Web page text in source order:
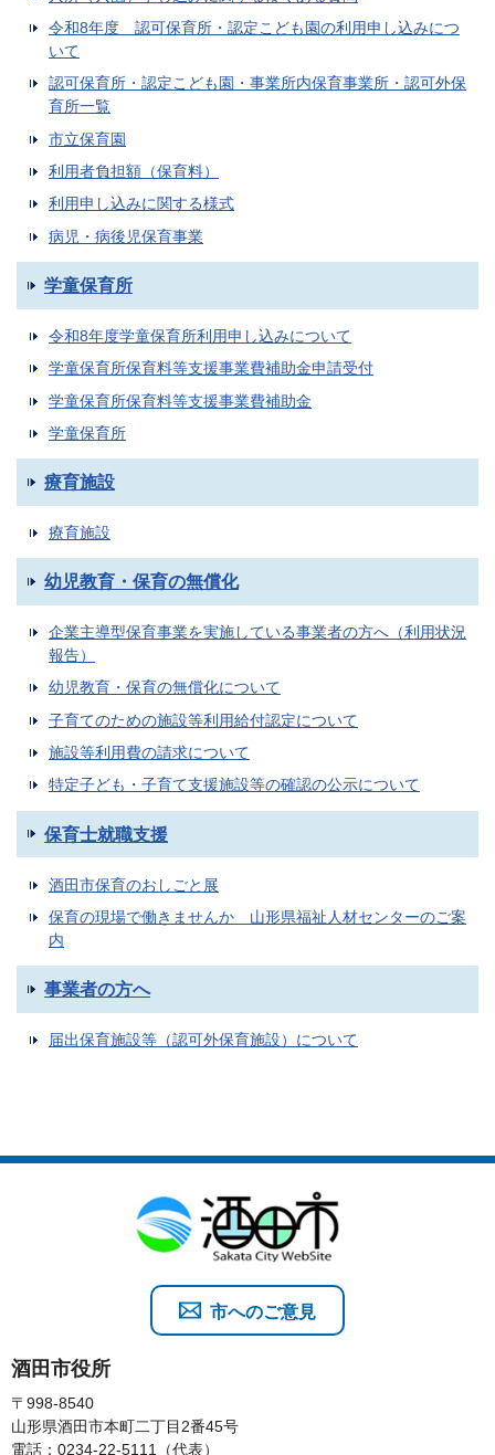
令和8年度 認可保育所・認定こども園の利用申し込みにつ
いて
認可保育所・認定こども園・事業所内保育事業所・認可外保
育所一覧
市立保育園
利用者負担額（保育料）
利用申し込みに関する様式
病児・病後児保育事業
学童保育所
令和8年度学童保育所利用申し込みについて
学童保育所保育料等支援事業費補助金申請受付
学童保育所保育料等支援事業費補助金
学童保育所
療育施設
療育施設
幼児教育・保育の無償化
企業主導型保育事業を実施している事業者の方へ（利用状況
報告）
幼児教育・保育の無償化について
子育てのための施設等利用給付認定について
施設等利用費の請求について
特定子ども・子育て支援施設等の確認の公示について
保育士就職支援
酒田市保育のおしごと展
保育の現場で働きませんか 山形県福祉人材センターのご案
内
事業者の方へ
届出保育施設等（認可外保育施設）について
酒田市役所
〒998-8540
山形県酒田市本町二丁目2番45号
電話：0234-22-5111（代表）
市へのご意見